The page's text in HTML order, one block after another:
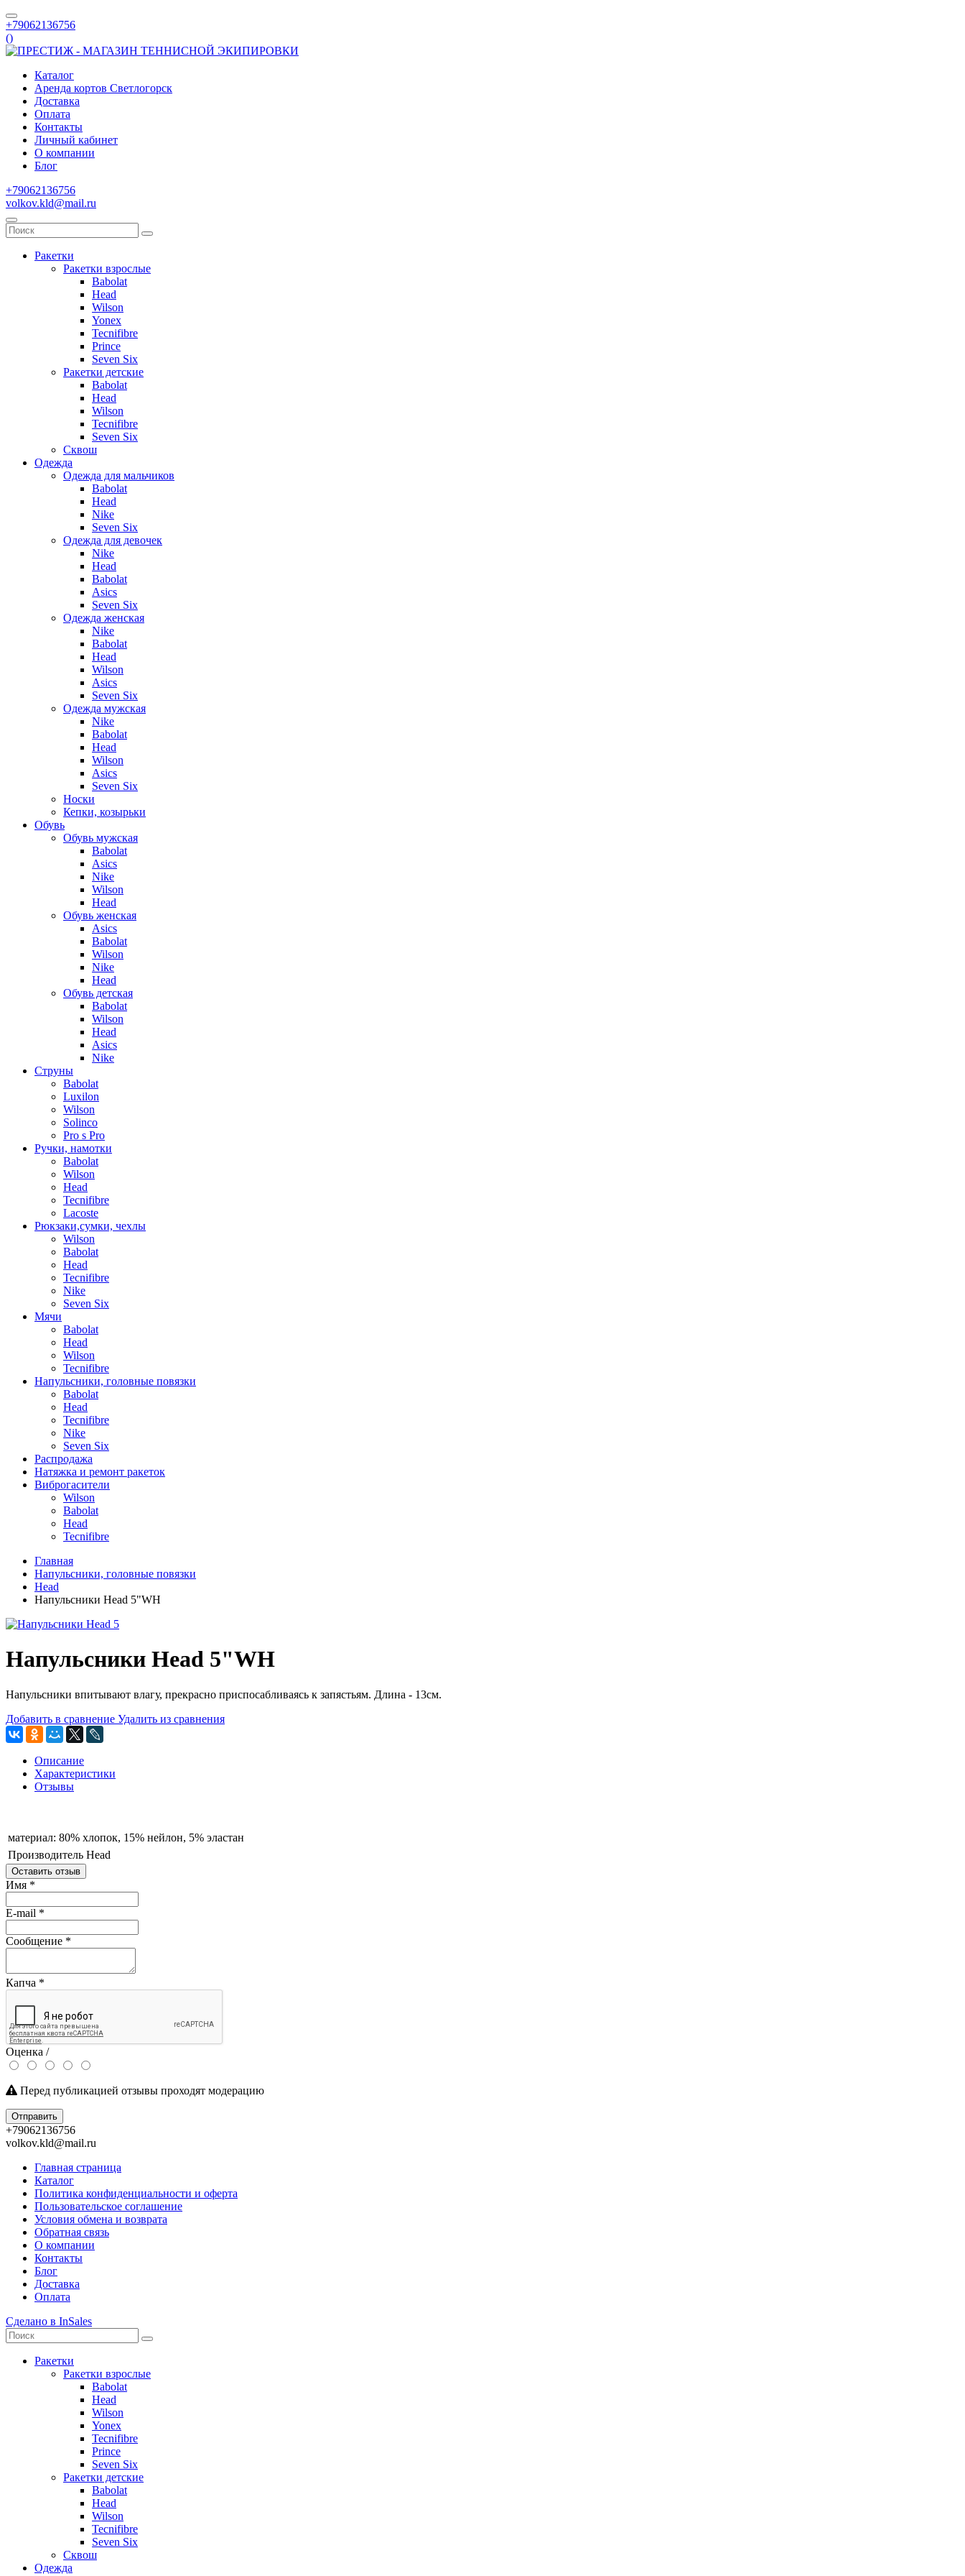
+79062136756
()
Каталог
Аренда кортов Светлогорск
Доставка
Оплата
Контакты
Личный кабинет
О компании
Блог
+79062136756
volkov.kld@mail.ru
Ракетки
Ракетки взрослые
Babolat
Head
Wilson
Yonex
Tecnifibre
Prince
Seven Six
Ракетки детские
Babolat
Head
Wilson
Tecnifibre
Seven Six
Сквош
Одежда
Одежда для мальчиков
Babolat
Head
Nike
Seven Six
Одежда для девочек
Nike
Head
Babolat
Asics
Seven Six
Одежда женская
Nike
Babolat
Head
Wilson
Asics
Seven Six
Одежда мужская
Nike
Babolat
Head
Wilson
Asics
Seven Six
Носки
Кепки, козырьки
Обувь
Обувь мужская
Babolat
Asics
Nike
Wilson
Head
Обувь женская
Asics
Babolat
Wilson
Nike
Head
Обувь детская
Babolat
Wilson
Head
Asics
Nike
Струны
Babolat
Luxilon
Wilson
Solinco
Pro s Pro
Ручки, намотки
Babolat
Wilson
Head
Tecnifibre
Lacoste
Рюкзаки,сумки, чехлы
Wilson
Babolat
Head
Tecnifibre
Nike
Seven Six
Мячи
Babolat
Head
Wilson
Tecnifibre
Напульсники, головные повязки
Babolat
Head
Tecnifibre
Nike
Seven Six
Распродажа
Натяжка и ремонт ракеток
Виброгасители
Wilson
Babolat
Head
Tecnifibre
Главная
Напульсники, головные повязки
Head
Напульсники Head 5"WH
Напульсники Head 5"WH
Напульсники впитывают влагу, прекрасно приспосабливаясь к запястьям. Длина - 13см.
Добавить в сравнение Удалить из сравнения
Описание
Характеристики
Отзывы
материал: 80% хлопок, 15% нейлон, 5% эластан
Производитель Head
Оставить отзыв
Имя *
E-mail *
Сообщение *
Капча *
Оценка /
Перед публикацией отзывы проходят модерацию
Отправить
+79062136756
volkov.kld@mail.ru
Главная страница
Каталог
Политика конфиденциальности и оферта
Пользовательское соглашение
Условия обмена и возврата
Обратная связь
О компании
Контакты
Блог
Доставка
Оплата
Сделано в InSales
Ракетки
Ракетки взрослые
Babolat
Head
Wilson
Yonex
Tecnifibre
Prince
Seven Six
Ракетки детские
Babolat
Head
Wilson
Tecnifibre
Seven Six
Сквош
Одежда